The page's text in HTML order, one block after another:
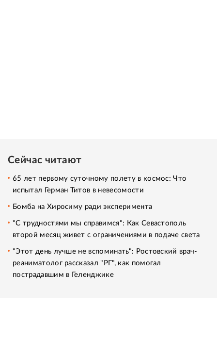
Сейчас читают
65 лет первому суточному полету в космос: Что
испытал Герман Титов в невесомости
Бомба на Хиросиму ради эксперимента
"С трудностями мы справимся": Как Севастополь
второй месяц живет с ограничениями в подаче света
"Этот день лучше не вспоминать": Ростовский врач-
реаниматолог рассказал "РГ", как помогал
пострадавшим в Геленджике